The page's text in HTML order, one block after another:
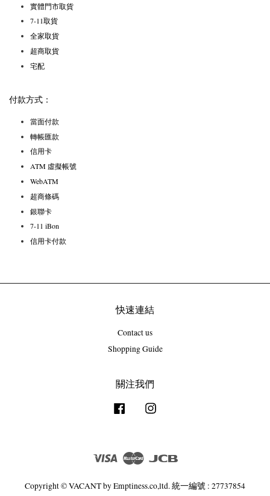
實體門市取貨
7-11取貨
全家取貨
超商取貨
宅配
付款方式：
當面付款
轉帳匯款
信用卡
ATM 虛擬帳號
WebATM
超商條碼
銀聯卡
7-11 iBon
信用卡付款
快速連結
Contact us
Shopping Guide
關注我們
Facebook
Visa Master
Copyright © VACANT by Emptiness.co,ltd. 統一編號 : 27737854